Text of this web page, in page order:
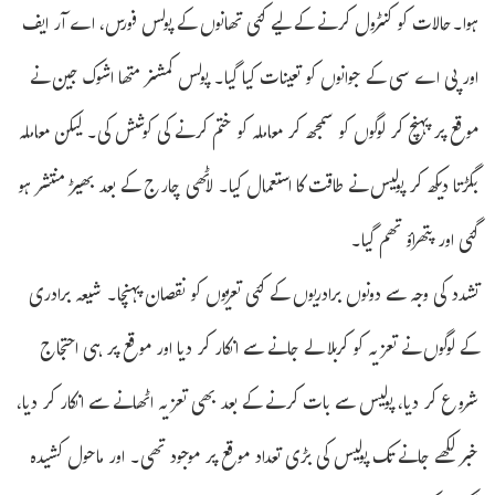
ہوا۔حالات کو کنٹرول کرنے کے لیے کئی تھانوں کے پولس فورس، اے آر ایف
اور پی اے سی کے جوانوں کو تعینات کیا گیا۔ پولس کمشنر متھا اشوک جین نے
موقع پر پہنچ کر لوگوں کو سمجھ کر معاملہ کو ختم کرنے کی کوشش کی۔ لیکن معاملہ
بگڑتا دیکھ کر پولیس نے طاقت کا استعمال کیا۔ لاٹھی چارج کے بعد بھیڑ منتشر ہو
گئی اور پتھراؤ تھم گیا۔
تشدد کی وجہ سے دونوں برادریوں کے کئی تعزیوں کو نقصان پہنچا۔ شیعہ برادری
کے لوگوں نے تعزیہ کو کربلا لے جانے سے انکار کر دیا اور موقع پر ہی احتجاج
شروع کر دیا، پولیس سے بات کرنے کے بعد بھی تعزیہ اٹھانے سے انکار کر دیا،
خبر لکھے جانے تک پولیس کی بڑی تعداد موقع پر موجود تھی۔ اور ماحول کشیدہ